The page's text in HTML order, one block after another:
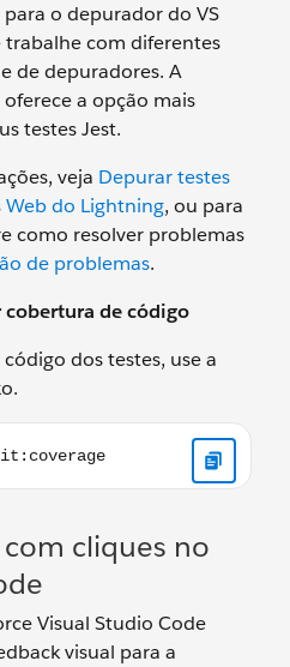
o depurador do VS
com diferentes
de depuradores. A
a opção mais
testes Jest.
veja Depurar testes
do Lightning, ou para
como resolver problemas
de problemas.
cobertura de código
dos testes, use a
cliques no
Visual Studio Code
visual para a